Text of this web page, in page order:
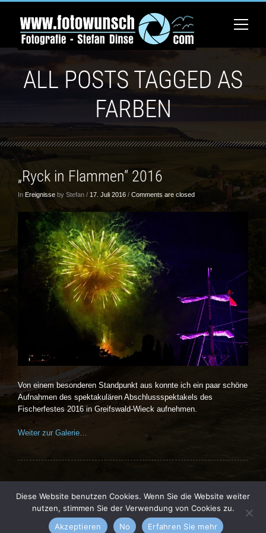
ALL POSTS TAGGED AS
FARBEN
„Ryck in Flammen“ 2016
In Ereignisse by Stefan / 17. Juli 2016 / Comments are closed
Von einem besonderen Standpunkt aus konnte ich ein paar schöne
Aufnahmen des spektakulären Abschlussspektakels des
Fischerfestes 2016 in Greifswald-Wieck aufnehmen.
Weiter zur Galerie…
Vernissage theme by kotofey. All Rights Reserved.
Diese Website benutzen Cookies. Wenn Sie die Website weiter
nutzen, stimmen Sie der Verwendung von Cookies zu.
Akzeptieren
No Erfahren Sie mehr